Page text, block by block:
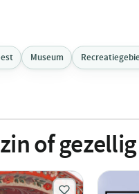
Museum
of